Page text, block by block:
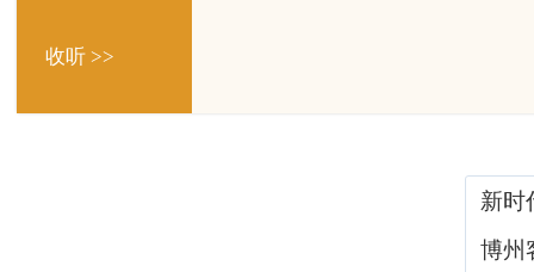
收听 >>
新时
博州